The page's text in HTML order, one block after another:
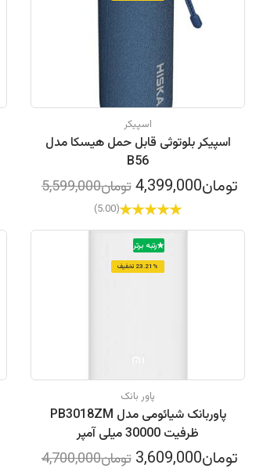
اسپیکر
اسپیکر بلوتوثی قابل حمل هیسکا مدل
B56
تومان4,399,000 تومان5,599,000
(5.00)
رتبه برتر
23.21% تخفیف
پاور بانک
پاوربانک شیائومی مدل PB3018ZM
ظرفیت 30000 میلی آمپر
تومان3,609,000 تومان4,700,000